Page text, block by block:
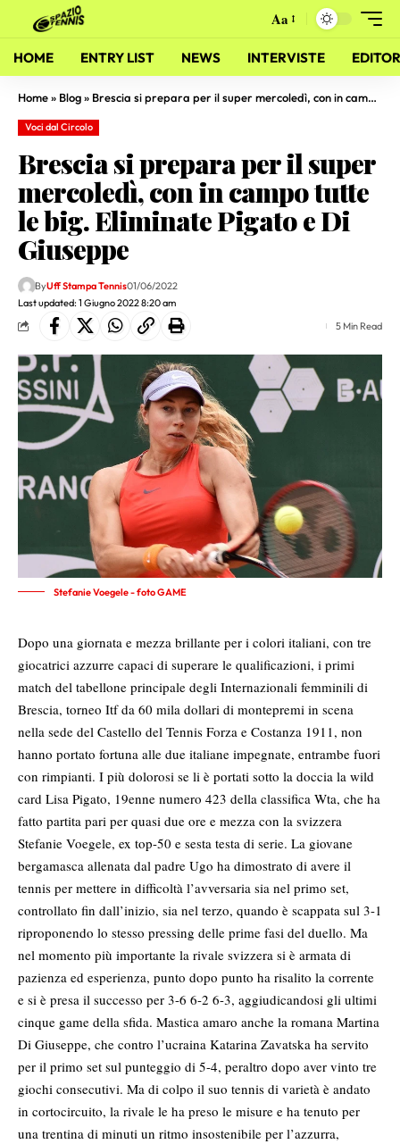
Aa
HOME ENTRY LIST NEWS INTERVISTE
Home» Blog» Brescia si prepara per il super mercoledì, con in campo tutte le big. Eliminate Pigato e Di Giuseppe
Voci dal Circolo
Brescia si prepara per il super
mercoledì, con in campo tutte
le big. Eliminate Pigato e Di
Giuseppe
Last updated: 1 Giugno 2022 8:20 am
ByUff Stampa Tennis01/06/2022
5 Min Read
Stefanie Voegele - foto GAME
Dopo una giornata e mezza brillante per i colori italiani, con tre
giocatrici azzurre capaci di superare le qualificazioni, i primi
match del tabellone principale degli Internazionali femminili di
Brescia, torneo Itf da 60 mila dollari di montepremi in scena
nella sede del Castello del Tennis Forza e Costanza 1911, non
hanno portato fortuna alle due italiane impegnate, entrambe fuori
con rimpianti. I più dolorosi se li è portati sotto la doccia la wild
card Lisa Pigato, 19enne numero 423 della classifica Wta, che ha
fatto partita pari per quasi due ore e mezza con la svizzera
Stefanie Voegele, ex top-50 e sesta testa di serie. La giovane
bergamasca allenata dal padre Ugo ha dimostrato di avere il
tennis per mettere in difficoltà l’avversaria sia nel primo set,
controllato fin dall’inizio, sia nel terzo, quando è scappata sul 3-1
riproponendo lo stesso pressing delle prime fasi del duello. Ma
nel momento più importante la rivale svizzera si è armata di
pazienza ed esperienza, punto dopo punto ha risalito la corrente
e si è presa il successo per 3-6 6-2 6-3, aggiudicandosi gli ultimi
cinque game della sfida. Mastica amaro anche la romana Martina
Di Giuseppe, che contro l’ucraina Katarina Zavatska ha servito
per il primo set sul punteggio di 5-4, peraltro dopo aver vinto tre
giochi consecutivi. Ma di colpo il suo tennis di varietà è andato
in cortocircuito, la rivale le ha preso le misure e ha tenuto per
una trentina di minuti un ritmo insostenibile per l’azzurra,